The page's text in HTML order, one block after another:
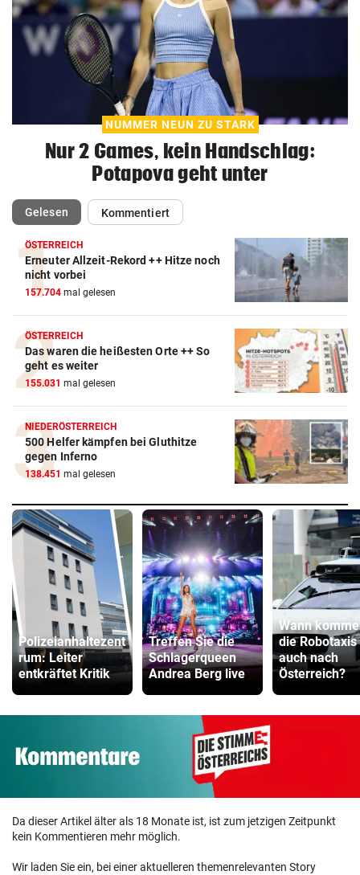
NUMMER NEUN ZU STARK
Nur 2 Games, kein Handschlag:
Potapova geht unter
Gelesen(ausgewählt)Kommentiert
ÖSTERREICH
Erneuter Allzeit-Rekord ++ Hitze noch
nicht vorbei
157.704 mal gelesen
ÖSTERREICH
Das waren die heißesten Orte ++ So
geht es weiter
155.031 mal gelesen
NIEDERÖSTERREICH
500 Helfer kämpfen bei Gluthitze
gegen Inferno
138.451 mal gelesen
Polizeianhaltezent
rum: Leiter
entkräftet Kritik
Treffen Sie die
Schlagerqueen
Andrea Berg live
Wann
die Robotaxis
auch nach
Österreich?
Da dieser Artikel älter als 18 Monate ist, ist zum jetzigen Zeitpunkt
kein Kommentieren mehr möglich.
Wir laden Sie ein, bei einer aktuelleren themenrelevanten Story